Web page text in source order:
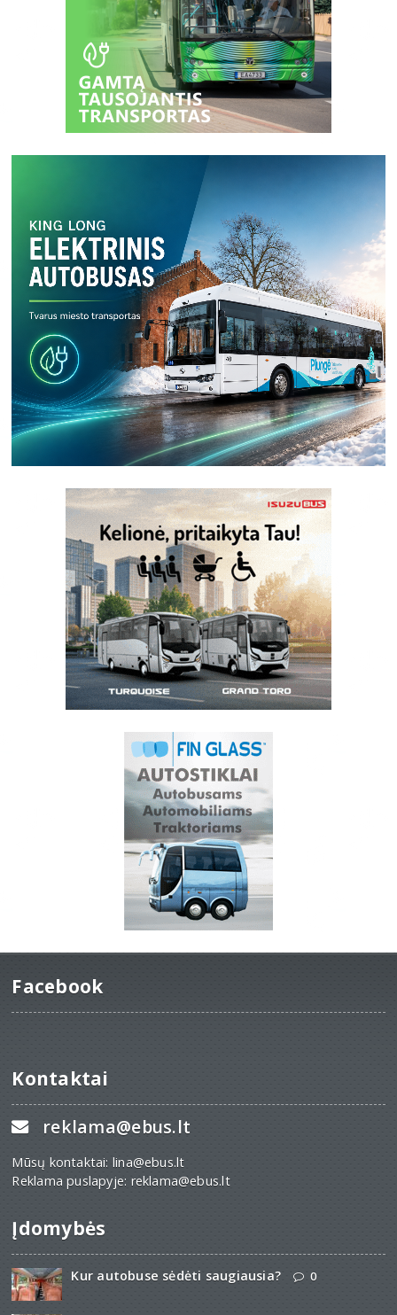
Facebook
Kontaktai
reklama@ebus.lt
Mūsų kontaktai: lina@ebus.lt
Reklama puslapyje: reklama@ebus.lt
Įdomybės
Kur autobuse sėdėti saugiausia? 0